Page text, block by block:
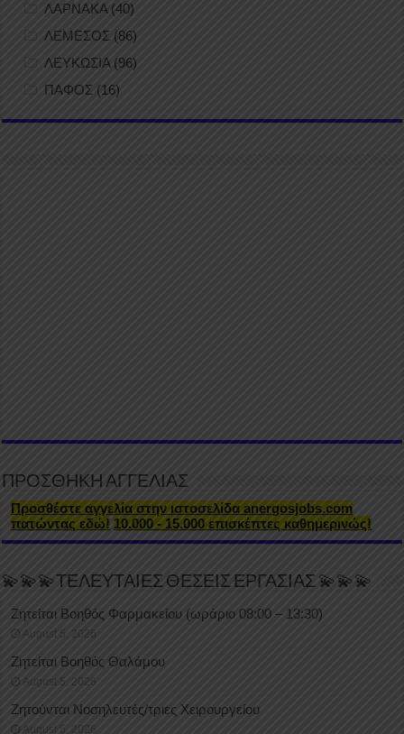
ΛΑΡΝΑΚΑ(40)
ΛΕΜΕΣΟΣ (86)
ΛΕΥΚΩΣΙΑ (96)
ΠΑΦΟΣ (16)
ΠΡΟΣΘΗΚΗ ΑΓΓΕΛΙΑΣ
Προσθέστε αγγελία στην ιστοσελίδα anergosjobs.com
πατώντας εδώ! 10.000 - 15.000 επισκέπτες καθημερινώς!
💫💫💫ΤΕΛΕΥΤΑΙΕΣ ΘΕΣΕΙΣ ΕΡΓΑΣΙΑΣ 💫💫💫
Ζητείται Βοηθός Φαρμακείου (ωράριο 08:00 – 13:30)
August 5, 2026
Ζητείται Βοηθός Θαλάμου
August 5, 2026
Ζητούνται Νοσηλευτές/τριες Χειρουργείου
August 5, 2026